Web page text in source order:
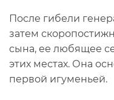
После гибели
затем
сына, ее любящее
этих местах. Она
первой игуменьей.